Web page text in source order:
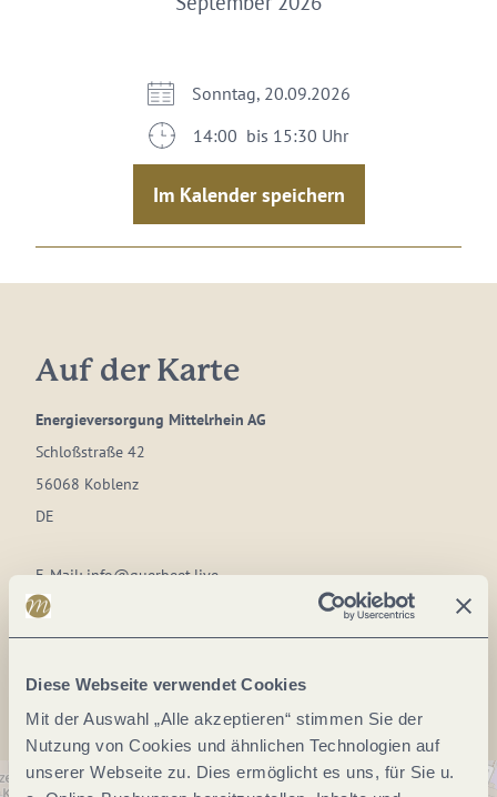
Diese Webseite verwendet Cookies
Mit der Auswahl „Alle akzeptieren“ stimmen Sie der
Nutzung von Cookies und ähnlichen Technologien auf
unserer Webseite zu. Dies ermöglicht es uns, für Sie u.
Sonntag, 20.09.2026
14:00 bis 15:30 Uhr
Im Kalender speichern
Auf der Karte
Energieversorgung Mittelrhein AG
Schloßstraße 42
56068 Koblenz
DE
E-Mail:info@querbeet.live